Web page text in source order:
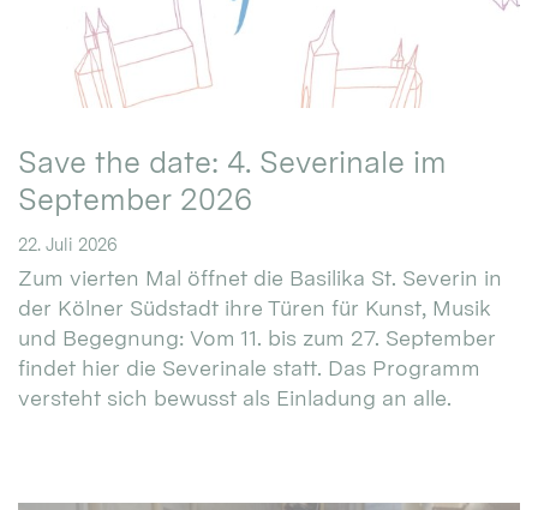
Save the date: 4. Severinale im
September 2026
22. Juli 2026
Zum vierten Mal öffnet die Basilika St. Severin in
der Kölner Südstadt ihre Türen für Kunst, Musik
und Begegnung: Vom 11. bis zum 27. September
findet hier die Severinale statt. Das Programm
versteht sich bewusst als Einladung an alle.